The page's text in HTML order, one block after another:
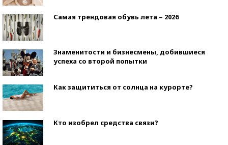
Самая трендовая обувь лета – 2026
Знаменитости и бизнесмены, добившиеся
успеха со второй попытки
Как защититься от солнца на курорте?
Кто изобрел средства связи?